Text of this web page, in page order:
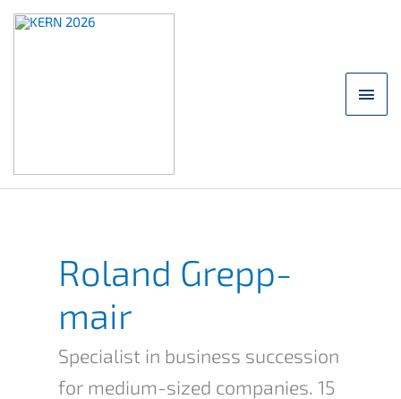
main
Roland Grepp­
mair
Specia­list in business succes­si­on
for medium-sized compa­nies. 15